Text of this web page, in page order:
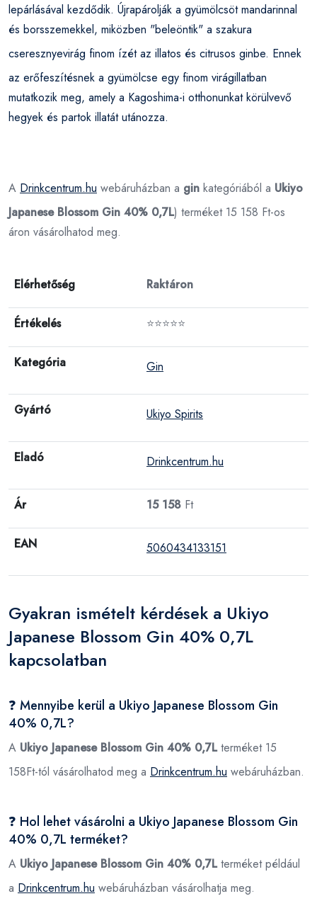
lepárlásával kezdődik. Újrapárolják a gyümölcsöt mandarinnal
és borsszemekkel, miközben "beleöntik" a szakura
cseresznyevirág finom ízét az illatos és citrusos ginbe. Ennek
az erőfeszítésnek a gyümölcse egy finom virágillatban
mutatkozik meg, amely a Kagoshima-i otthonunkat körülvevő
hegyek és partok illatát utánozza.
A Drinkcentrum.hu webáruházban a gin kategóriából a Ukiyo
Japanese Blossom Gin 40% 0,7L) terméket 15 158 Ft-os
áron vásárolhatod meg.
Elérhetőség Raktáron
Értékelés ⭐⭐⭐⭐⭐
Kategória Gin
Gyártó Ukiyo Spirits
Eladó Drinkcentrum.hu
Ár 15 158 Ft
EAN 5060434133151
Gyakran ismételt kérdések a Ukiyo
Japanese Blossom Gin 40% 0,7L
kapcsolatban
❓ Mennyibe kerül a Ukiyo Japanese Blossom Gin
40% 0,7L?
A Ukiyo Japanese Blossom Gin 40% 0,7Lterméket 15
158Ft-tól vásárolhatod meg a Drinkcentrum.hu webáruházban.
❓ Hol lehet vásárolni a Ukiyo Japanese Blossom Gin
40% 0,7L terméket?
A Ukiyo Japanese Blossom Gin 40% 0,7Lterméket például
a Drinkcentrum.hu webáruházban vásárolhatja meg.